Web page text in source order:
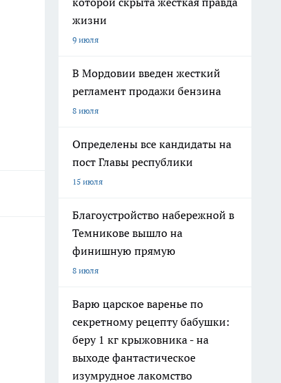
жизни
9 июля
В Мордовии введен жесткий
регламент продажи бензина
8 июля
Определены все кандидаты на
пост Главы республики
15 июля
Благоустройство набережной в
Темникове вышло на
финишную прямую
8 июля
Варю царское варенье по
секретному рецепту бабушки:
беру 1 кг крыжовника - на
выходе фантастическое
изумрудное лакомство